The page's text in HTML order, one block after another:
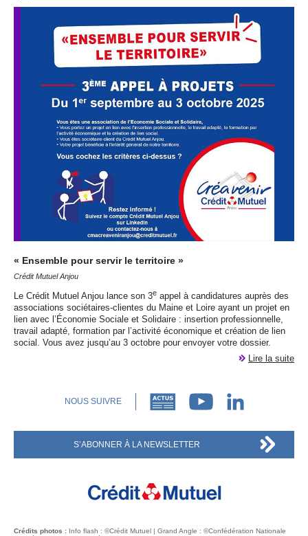
« Ensemble pour servir le territoire »
Crédit Mutuel Anjou
Le Crédit Mutuel Anjou lance son 3e appel à candidatures auprès des
associations sociétaires-clientes du Maine et Loire ayant un projet en
lien avec l’Économie Sociale et Solidaire : insertion professionnelle,
travail adapté, formation par l’activité économique et création de lien
social. Vous avez jusqu’au 3 octobre pour envoyer votre dossier.
Lire la suite
NOUS SUIVRE
S’ABONNER À LA NEWSLETTER
Crédits photos : Info flash : ©Crédit Mutuel | Grand Angle : ©Confédération Nationale